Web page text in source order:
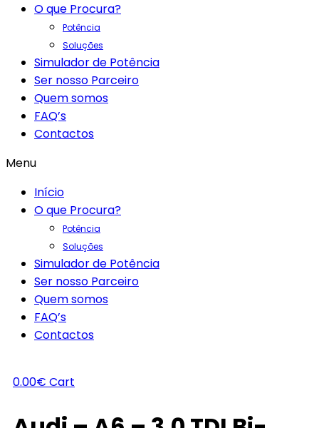
O que Procura?
Potência
Soluções
Simulador de Potência
Ser nosso Parceiro
Quem somos
FAQ’s
Contactos
Menu
Início
O que Procura?
Potência
Soluções
Simulador de Potência
Ser nosso Parceiro
Quem somos
FAQ’s
Contactos
0.00€ Cart